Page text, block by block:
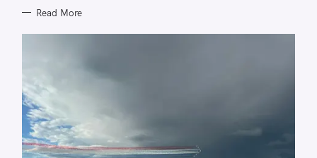
Read More